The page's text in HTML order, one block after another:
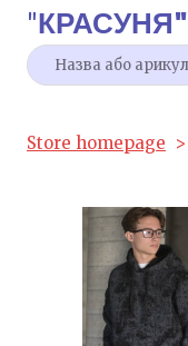
"КРАСУНЯ"
Store homepage